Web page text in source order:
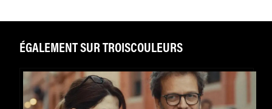
ÉGALEMENT SUR TROISCOULEURS